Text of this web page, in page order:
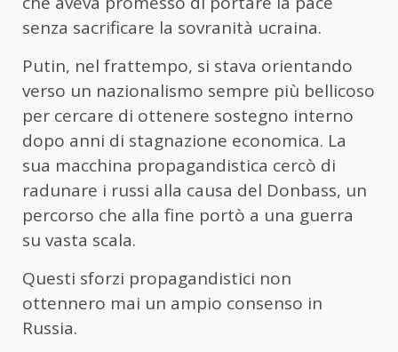
senza sacrificare la sovranità ucraina.
Putin, nel frattempo, si stava orientando
verso un nazionalismo sempre più bellicoso
per cercare di ottenere sostegno interno
dopo anni di stagnazione economica. La
sua macchina propagandistica cercò di
radunare i russi alla causa del Donbass, un
percorso che alla fine portò a una guerra
su vasta scala.
Questi sforzi propagandistici non
ottennero mai un ampio consenso in
Russia.